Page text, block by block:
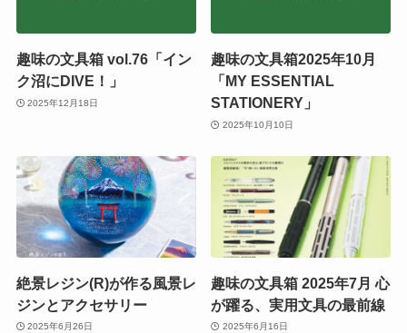
趣味の文具箱 vol.76「イン
ク沼にDIVE！」
2025年12月18日
趣味の文具箱2025年10月
「MY ESSENTIAL
STATIONERY」
2025年10月10日
絶景レジン(R)が作る風景レ
ジンとアクセサリー
2025年6月26日
趣味の文具箱 2025年7月 心
が躍る、実用文具の最前線
2025年6月16日